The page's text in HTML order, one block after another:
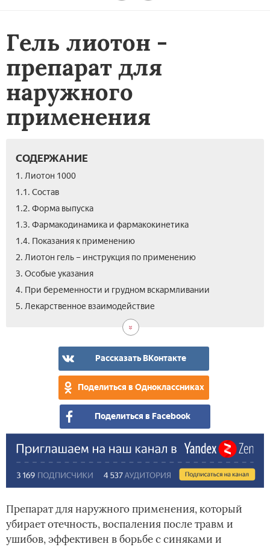
Гель лиотон -
препарат для
наружного
применения
СОДЕРЖАНИЕ
1. Лиотон 1000
1.1. Состав
1.2. Форма выпуска
1.3. Фармакодинамика и фармакокинетика
1.4. Показания к применению
2. Лиотон гель – инструкция по применению
3. Особые указания
4. При беременности и грудном вскармливании
5. Лекарственное взаимодействие
Рассказать ВКонтакте
Поделиться в Одноклассниках
Поделиться в Facebook
Препарат для наружного применения, который
убирает отечность, воспаления после травм и
ушибов, эффективен в борьбе с синяками и